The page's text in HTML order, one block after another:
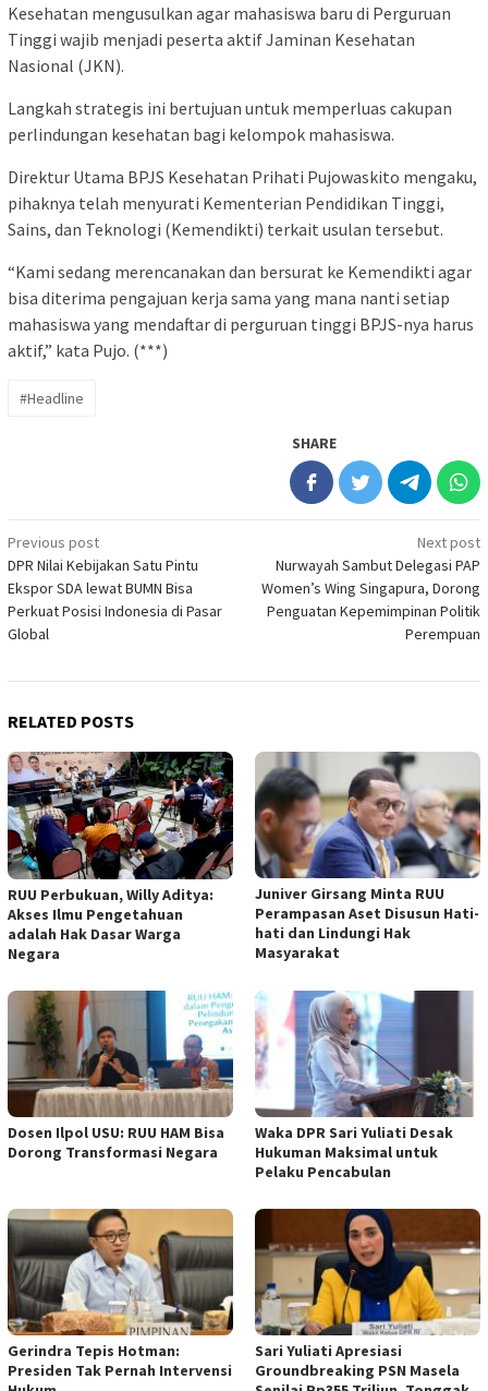
Kesehatan mengusulkan agar mahasiswa baru di Perguruan
Tinggi wajib menjadi peserta aktif Jaminan Kesehatan
Nasional (JKN).
Langkah strategis ini bertujuan untuk memperluas cakupan
perlindungan kesehatan bagi kelompok mahasiswa.
Direktur Utama BPJS Kesehatan Prihati Pujowaskito mengaku,
pihaknya telah menyurati Kementerian Pendidikan Tinggi,
Sains, dan Teknologi (Kemendikti) terkait usulan tersebut.
“Kami sedang merencanakan dan bersurat ke Kemendikti agar
bisa diterima pengajuan kerja sama yang mana nanti setiap
mahasiswa yang mendaftar di perguruan tinggi BPJS-nya harus
aktif,” kata Pujo. (***)
#Headline
SHARE
Post
navigation
Previous post
DPR Nilai Kebijakan Satu Pintu
Ekspor SDA lewat BUMN Bisa
Perkuat Posisi Indonesia di Pasar
Global
Next post
Nurwayah Sambut Delegasi PAP
Women’s Wing Singapura, Dorong
Penguatan Kepemimpinan Politik
Perempuan
RELATED POSTS
RUU Perbukuan, Willy Aditya:
Akses Ilmu Pengetahuan
adalah Hak Dasar Warga
Negara
Juniver Girsang Minta RUU
Perampasan Aset Disusun Hati-
hati dan Lindungi Hak
Masyarakat
Dosen Ilpol USU: RUU HAM Bisa
Dorong Transformasi Negara
Waka DPR Sari Yuliati Desak
Hukuman Maksimal untuk
Pelaku Pencabulan
Gerindra Tepis Hotman:
Presiden Tak Pernah Intervensi
Sari Yuliati Apresiasi
Groundbreaking PSN Masela